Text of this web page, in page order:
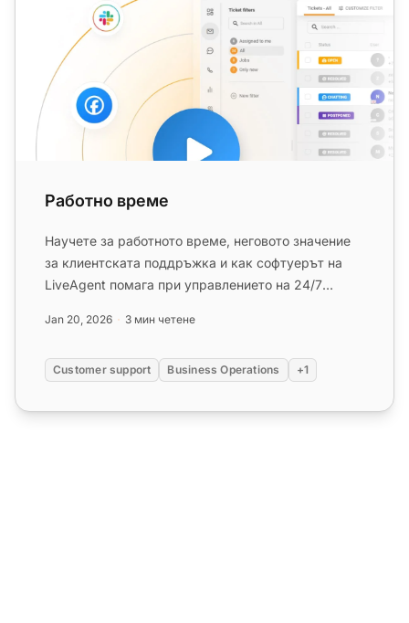
Работно време
Научете за работното време, неговото значение
за клиентската поддръжка и как софтуерът на
LiveAgent помага при управлението на 24/7
Jan 20, 2026 3 мин четене
Customer support Business Operations +1